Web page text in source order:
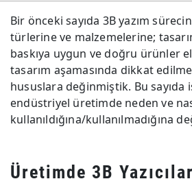
Bir önceki sayıda 3B yazım
türlerine ve malzemelerine;
baskıya uygun ve doğru ürünler
tasarım aşamasında dikkat
hususlara değinmiştik. Bu sayıda
endüstriyel üretimde neden ve
kullanıldığına/kullanılmadığına
Üretimde 3B Yazıcılar